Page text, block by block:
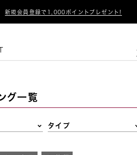
新規会員登録で1,000ポイントプレゼント!
グ一覧
タイプ